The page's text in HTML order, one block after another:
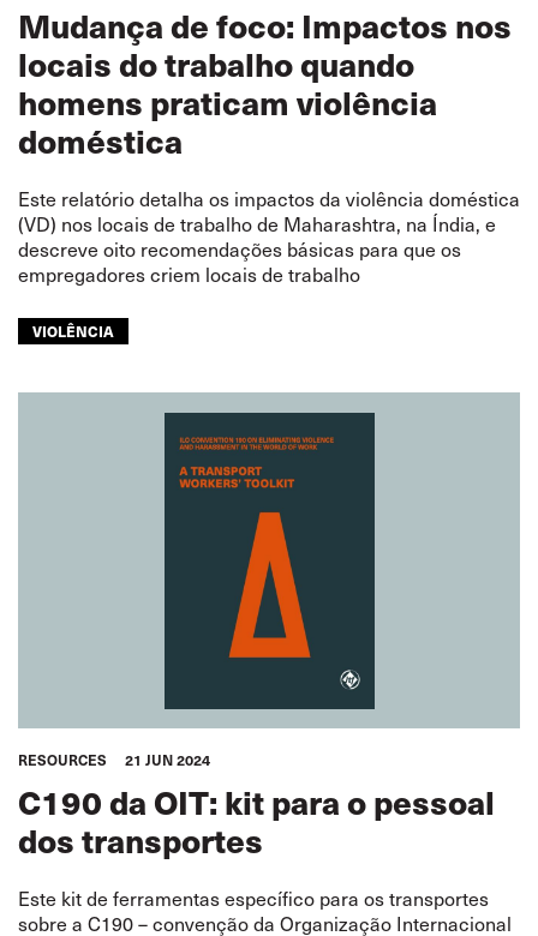
Mudança de foco: Impactos nos
locais do trabalho quando
homens praticam violência
doméstica
Este relatório detalha os impactos da violência doméstica
(VD) nos locais de trabalho de Maharashtra, na Índia, e
descreve oito recomendações básicas para que os
empregadores criem locais de trabalho
VIOLÊNCIA
RESOURCES 21 JUN 2024
C190 da OIT: kit para o pessoal
dos transportes
Este kit de ferramentas específico para os transportes
sobre a C190 – convenção da Organização Internacional